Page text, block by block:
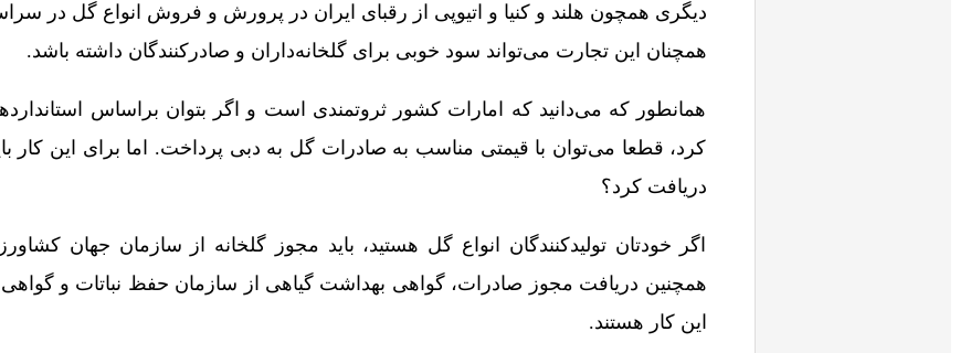
دیگری همچون هلند و کنیا و اتیوپی از رقبای ایران در پرورش و فروش انواع گل در
همچنان این تجارت می‌تواند سود خوبی برای گلخانه‌داران و صادرکنندگان داشته باشد.
همانطور که می‌دانید که امارات کشور ثروتمندی است و اگر بتوان براساس
کرد، قطعا می‌توان با قیمتی مناسب به صادرات گل به دبی پرداخت. اما برای این کار
دریافت کرد؟
اگر خودتان تولیدکنندگان انواع گل هستید، باید مجوز گلخانه از سازمان جهان
همچنین دریافت مجوز صادرات، گواهی بهداشت گیاهی از سازمان حفظ نباتات و
این کار هستند.